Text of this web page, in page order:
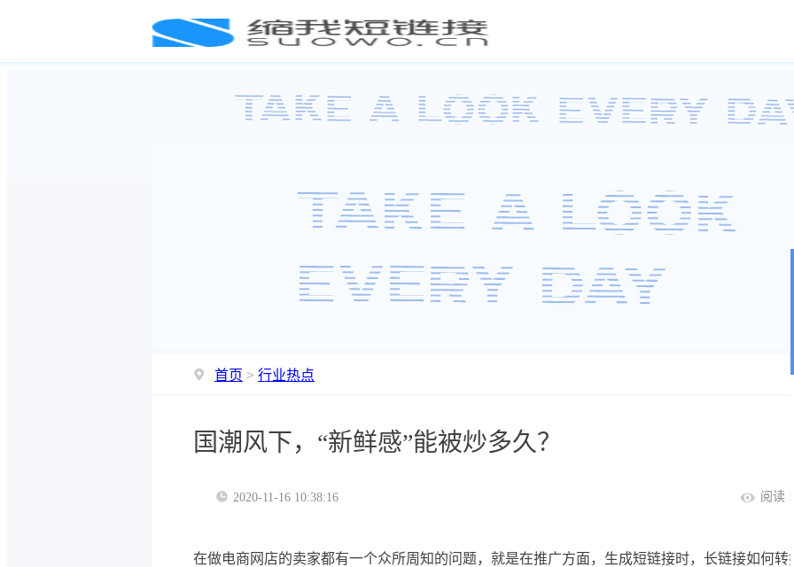
首页 > 行业热点
国潮风下，“新鲜感”能被炒多久？
2020-11-16 10:38:16 阅读
在做电商网店的卖家都有一个众所周知的问题，就是在推广方面，生成短链接时，长链接如何转